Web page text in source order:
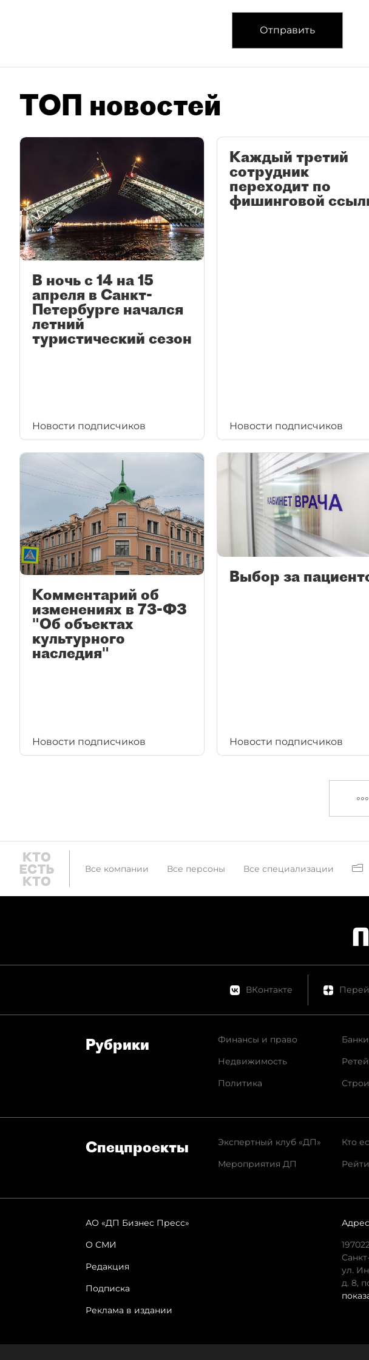
Отправить
ТОП новостей
В ночь с 14 на 15
апреля в Санкт-
Петербурге начался
летний
туристический сезон
Новости подписчиков
Каждый третий
сотрудник
переходит по
фишинговой
Новости подписчиков
Комментарий об
изменениях в 73-ФЗ
"Об объектах
культурного
наследия"
Новости подписчиков
Выбор за
Новости подписчиков
Все компании Все персоны Все специализации
ВКонтакте
Рубрики
Финансы и право
Недвижимость
Политика
Банки
Спец­проекты
Экспертный клуб «ДП»
Мероприятия ДП
Кто
АО «ДП Бизнес Пресс»
О СМИ
Редакция
Подписка
Реклама в издании
Адрес
ул.
д. 8,